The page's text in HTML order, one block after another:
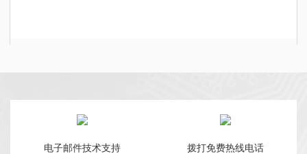
电子邮件技术支持 拨打免费热线电话